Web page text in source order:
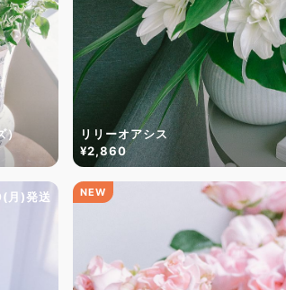
）
リリーオアシス
¥2,860
月)発送 NEW